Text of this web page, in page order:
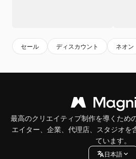
セール ディスカウント ネオン
最高のクリエイティブ制作を導くため
エイター、企業、代理店、スタジオを
ています。
日本語